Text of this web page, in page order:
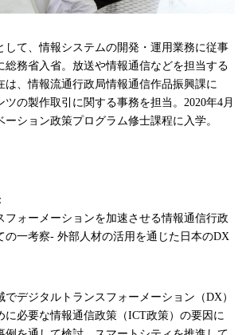
して、情報システムの開発・運用業務に従事
総務省入省。放送や情報通信などを担当する
は、情報流通行政局情報通信作品振興課に
ツの製作取引に関する事務を担当。2020年4月
ーション政策プログラム修士課程に入学。
フォーメーションを加速させる情報通信行政
の一考察- 外部人材の活用を通じた日本のDX
でデジタルトランスフォーメーション（DX）
に必要な情報通信政策（ICT政策）の要因に